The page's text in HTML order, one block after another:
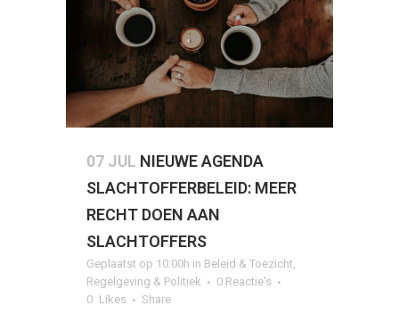
07 JUL NIEUWE AGENDA
SLACHTOFFERBELEID: MEER
RECHT DOEN AAN
SLACHTOFFERS
Geplaatst op 10:00h in Beleid & Toezicht
Regelgeving & Politiek
0 Reactie's
0 Likes Share